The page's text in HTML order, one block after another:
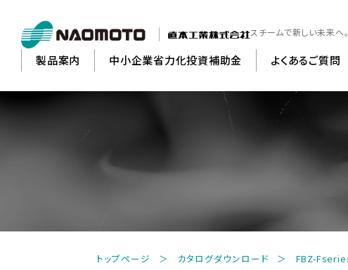
スチームで新しい未来へ。
製品案内 中小企業省力化投資補助金 よくあるご質問
トップページ カタログダウンロード FBZ-